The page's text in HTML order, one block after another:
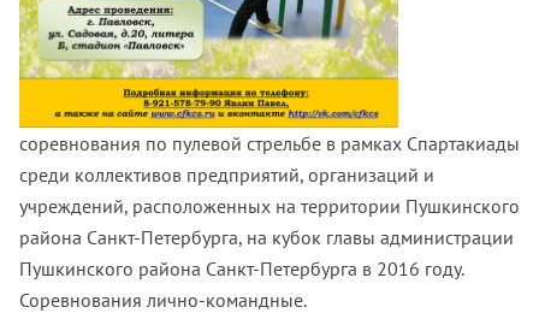
соревнования по пулевой стрельбе в рамках Спартакиады
среди коллективов предприятий, организаций и
учреждений, расположенных на территории Пушкинского
района Санкт-Петербурга, на кубок главы администрации
Пушкинского района Санкт-Петербурга в 2016 году.
Соревнования лично-командные.